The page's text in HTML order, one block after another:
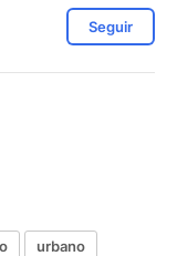
Seguir
urbano